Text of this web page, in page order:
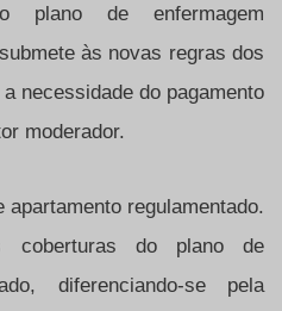
de enfermagem
às novas regras dos
necessidade do pagamento
moderador.
apartamento regulamentado.
coberturas do plano de
diferenciando-se pela